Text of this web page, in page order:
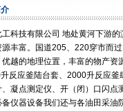
科技有限公司 地处黄河下游
丰富。国道205、220穿市而
越的地理位置，丰富的物产资
应釜陆台套、2000升反应釜
凝点测定仪、开（闭）口闪
仪器设备我们还与各油田采